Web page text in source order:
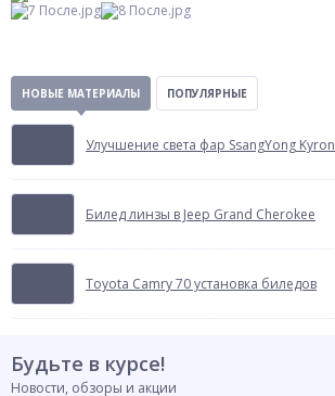
НОВЫЕ МАТЕРИАЛЫ ПОПУЛЯРНЫЕ
Улучшение света фар SsangYong Kyron
Билед линзы в Jeep Grand Cherokee
Toyota Camry 70 установка биледов
Будьте в курсе!
Новости, обзоры и акции